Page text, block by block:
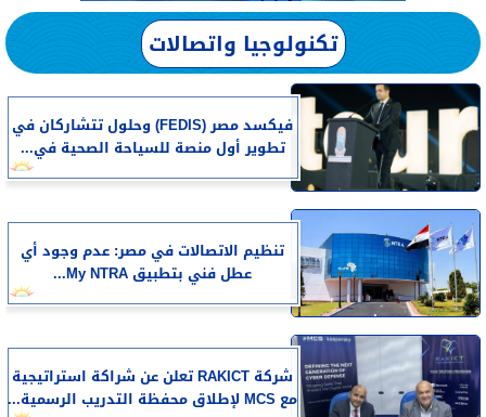
تكنولوجيا واتصالات
فيكسد مصر (FEDIS) وحلول تتشاركان في
تطوير أول منصة للسياحة الصحية في...
تنظيم الاتصالات في مصر: عدم وجود أي
عطل فني بتطبيق My NTRA...
شركة RAKICT تعلن عن شراكة استراتيجية
مع MCS لإطلاق محفظة التدريب الرسمية...